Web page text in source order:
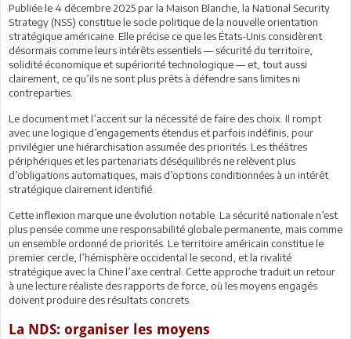
Publiée le 4 décembre 2025 par la Maison Blanche, la National Security
Strategy (NSS) constitue le socle politique de la nouvelle orientation
stratégique américaine. Elle précise ce que les États-Unis considèrent
désormais comme leurs intérêts essentiels — sécurité du territoire,
solidité économique et supériorité technologique — et, tout aussi
clairement, ce qu’ils ne sont plus prêts à défendre sans limites ni
contreparties.
Le document met l’accent sur la nécessité de faire des choix. Il rompt
avec une logique d’engagements étendus et parfois indéfinis, pour
privilégier une hiérarchisation assumée des priorités. Les théâtres
périphériques et les partenariats déséquilibrés ne relèvent plus
d’obligations automatiques, mais d’options conditionnées à un intérêt
stratégique clairement identifié.
Cette inflexion marque une évolution notable. La sécurité nationale n’est
plus pensée comme une responsabilité globale permanente, mais comme
un ensemble ordonné de priorités. Le territoire américain constitue le
premier cercle, l’hémisphère occidental le second, et la rivalité
stratégique avec la Chine l’axe central. Cette approche traduit un retour
à une lecture réaliste des rapports de force, où les moyens engagés
doivent produire des résultats concrets.
La NDS: organiser les moyens